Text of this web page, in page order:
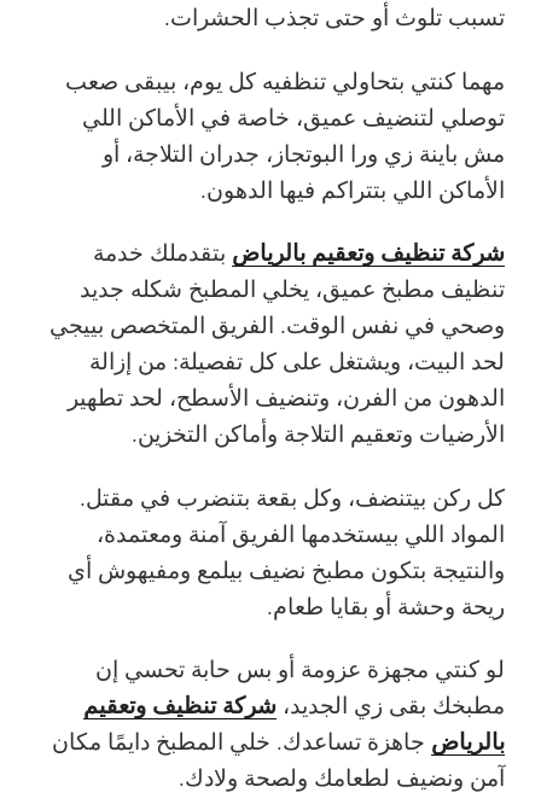
تسبب تلوث أو حتى تجذب الحشرات.
مهما كنتي بتحاولي تنظفيه كل يوم، بيبقى صعب
توصلي لتنضيف عميق، خاصة في الأماكن اللي
مش باينة زي ورا البوتجاز، جدران التلاجة، أو
الأماكن اللي بتتراكم فيها الدهون.
شركة تنظيف وتعقيم بالرياض بتقدملك خدمة
تنظيف مطبخ عميق، يخلي المطبخ شكله جديد
وصحي في نفس الوقت. الفريق المتخصص بييجي
لحد البيت، ويشتغل على كل تفصيلة: من إزالة
الدهون من الفرن، وتنضيف الأسطح، لحد تطهير
الأرضيات وتعقيم التلاجة وأماكن التخزين.
كل ركن بيتنضف، وكل بقعة بتنضرب في مقتل.
المواد اللي بيستخدمها الفريق آمنة ومعتمدة،
والنتيجة بتكون مطبخ نضيف بيلمع ومفيهوش أي
ريحة وحشة أو بقايا طعام.
لو كنتي مجهزة عزومة أو بس حابة تحسي إن
مطبخك بقى زي الجديد، شركة تنظيف وتعقيم
بالرياض جاهزة تساعدك. خلي المطبخ دايمًا مكان
آمن ونضيف لطعامك ولصحة ولادك.